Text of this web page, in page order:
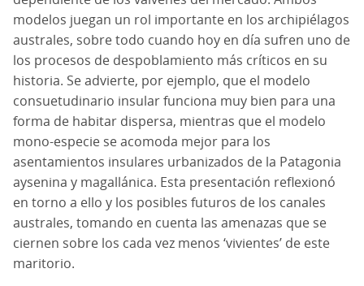
modelos juegan un rol importante en los archipiélagos
australes, sobre todo cuando hoy en día sufren uno de
los procesos de despoblamiento más críticos en su
historia. Se advierte, por ejemplo, que el modelo
consuetudinario insular funciona muy bien para una
forma de habitar dispersa, mientras que el modelo
mono-especie se acomoda mejor para los
asentamientos insulares urbanizados de la Patagonia
aysenina y magallánica. Esta presentación reflexionó
en torno a ello y los posibles futuros de los canales
australes, tomando en cuenta las amenazas que se
ciernen sobre los cada vez menos ‘vivientes’ de este
maritorio.